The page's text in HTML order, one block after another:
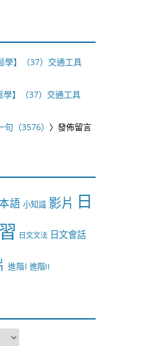
學】（37）交通工具
學】（37）交通工具
句（3576） 〉發佈留言
語 小知識 影片 日
日文文法 日文會話
進階I 進階II